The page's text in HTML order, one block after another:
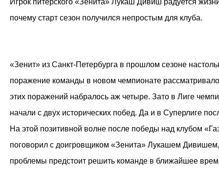
Игрок питерского «Зенита» Лукаш Дивиш радуется
почему старт сезон получился непростым для клуба.
«Зенит» из Санкт-Петербурга в прошлом сезоне
поражение команды в новом чемпионате
этих поражений набралось аж четыре. Зато в Лиге
начали с двух исторических побед. Да и в Суперлиге
На этой позитивной волне после победы над клубом
поговорил с доигровщиком «Зенита» Лукашем
проблемы предстоит решить команде в ближайшее